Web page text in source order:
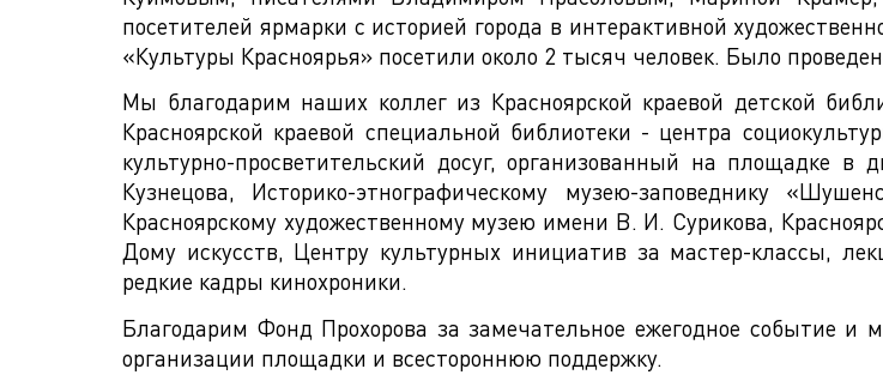
посетителей ярмарки с историей города в интерактивной
«Культуры Красноярья» посетили около 2 тысяч человек. Было
Мы благодарим наших коллег из Красноярской краевой детской
Красноярской краевой специальной библиотеки - центра
культурно-просветительский досуг, организованный на
Кузнецова, Историко-этнографическому музею-заповеднику
Красноярскому художественному музею имени В. И. Сурикова,
Дому искусств, Центру культурных инициатив за мастер-классы,
редкие кадры кинохроники.
Благодарим Фонд Прохорова за замечательное ежегодное событие и
организации площадки и всестороннюю поддержку.